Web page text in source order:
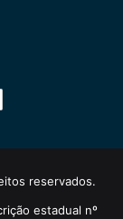
reservados.
estadual nº